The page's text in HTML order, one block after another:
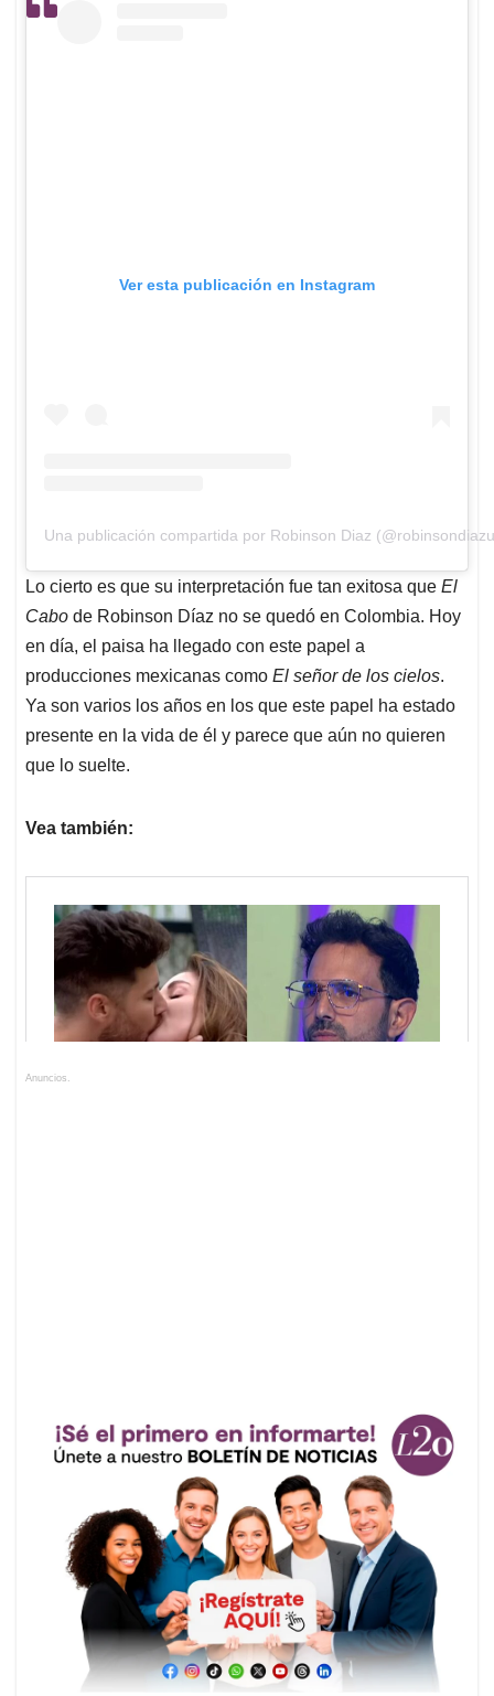
Ver esta publicación en Instagram
Una publicación compartida por Robinson Diaz
Lo cierto es que su interpretación fue tan exitosa que El
Cabo de Robinson Díaz no se quedó en Colombia. Hoy
en día, el paisa ha llegado con este papel a
producciones mexicanas como El señor de los cielos.
Ya son varios los años en los que este papel ha estado
presente en la vida de él y parece que aún no quieren
que lo suelte.
Vea también:
Anuncios.